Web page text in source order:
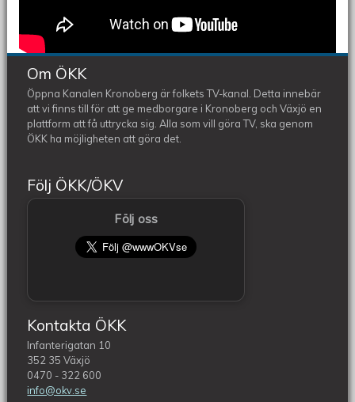
Om ÖKK
Öppna Kanalen Kronoberg är folkets TV-kanal. Detta innebär
att vi finns till för att ge medborgare i Kronoberg och Växjö en
plattform att få uttrycka sig. Alla som vill göra TV, ska genom
ÖKK ha möjligheten att göra det.
Följ ÖKK/ÖKV
Följ oss
Kontakta ÖKK
Infanterigatan 10
352 35 Växjö
0470 - 322 600
info@okv.se